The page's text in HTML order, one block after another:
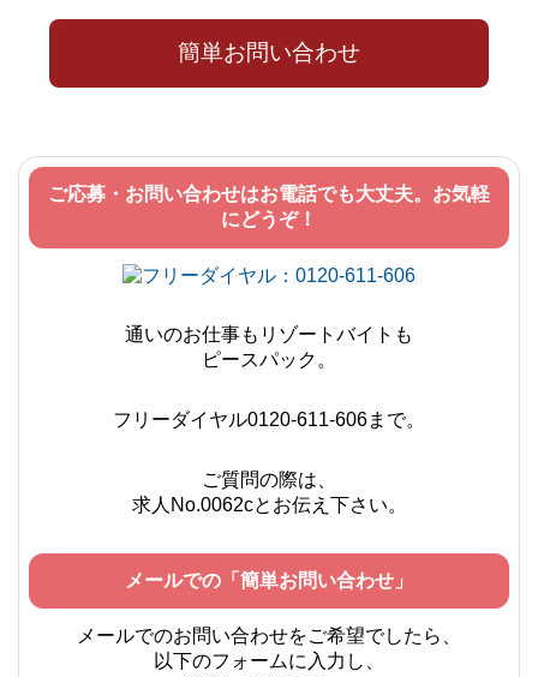
簡単お問い合わせ
ご応募・お問い合わせはお電話でも大丈夫。お気軽
にどうぞ！
通いのお仕事もリゾートバイトも
ピースパック。
フリーダイヤル0120-611-606まで。
ご質問の際は、
求人No.0062cとお伝え下さい。
メールでの「簡単お問い合わせ」
メールでのお問い合わせをご希望でしたら、
以下のフォームに入力し、